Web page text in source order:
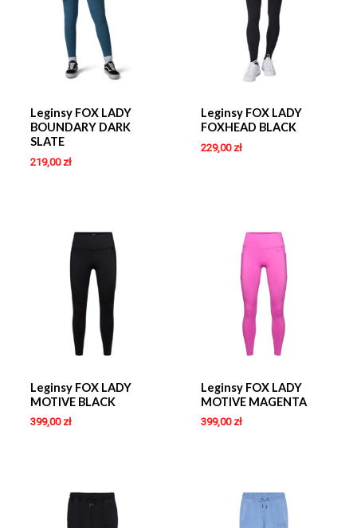
Leginsy FOX LADY
BOUNDARY DARK
SLATE
219,00 zł
Leginsy FOX LADY
FOXHEAD BLACK
229,00 zł
Leginsy FOX LADY
MOTIVE BLACK
399,00 zł
Leginsy FOX LADY
MOTIVE MAGENTA
399,00 zł